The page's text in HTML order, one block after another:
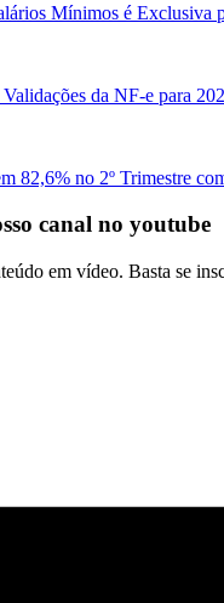
Mínimos é Exclusiva
da NF-e para
82,6% no 2º Trimestre
canal no youtube
em vídeo. Basta se